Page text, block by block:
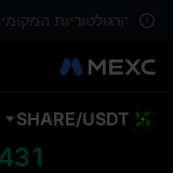
הרגולטוריות
SHARE/USDT